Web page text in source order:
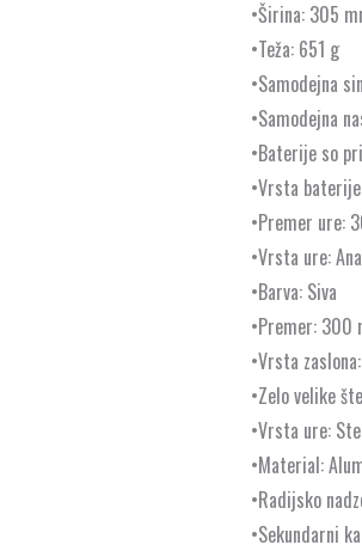
•Širina: 305
•Teža: 651 g
•Samodejna
•Samodejna
•Baterije so
•Vrsta
•Premer ure:
•Vrsta ure:
•Barva: Siva
•Premer: 300
•Vrsta
•Zelo velike
•Vrsta ure:
•Material:
•Radijsko
•Sekundarni